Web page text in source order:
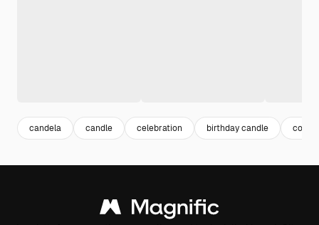
candela candle celebration birthday candle